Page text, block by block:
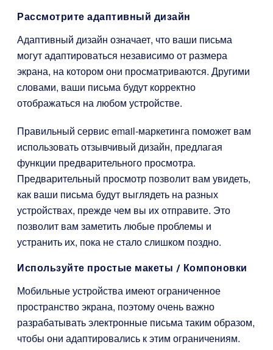
Рассмотрите адаптивный дизайн
Адаптивный дизайн означает, что ваши письма
могут адаптироваться независимо от размера
экрана, на котором они просматриваются. Другими
словами, ваши письма будут корректно
отображаться на любом устройстве.
Правильный сервис email-маркетинга поможет вам
использовать отзывчивый дизайн, предлагая
функции предварительного просмотра.
Предварительный просмотр позволит вам увидеть,
как ваши письма будут выглядеть на разных
устройствах, прежде чем вы их отправите. Это
позволит вам заметить любые проблемы и
устранить их, пока не стало слишком поздно.
Используйте простые макеты / Компоновки
Мобильные устройства имеют ограниченное
пространство экрана, поэтому очень важно
разрабатывать электронные письма таким образом,
чтобы они адаптировались к этим ограничениям.